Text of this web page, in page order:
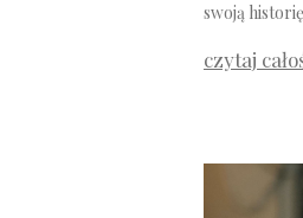
swoją
czytaj